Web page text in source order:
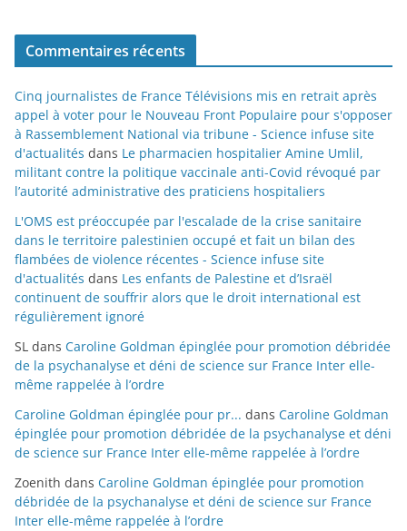
Commentaires récents
Cinq journalistes de France Télévisions mis en retrait après
appel à voter pour le Nouveau Front Populaire pour s'opposer
à Rassemblement National via tribune - Science infuse site
d'actualités dans Le pharmacien hospitalier Amine Umlil,
militant contre la politique vaccinale anti-Covid révoqué par
l’autorité administrative des praticiens hospitaliers
L'OMS est préoccupée par l'escalade de la crise sanitaire
dans le territoire palestinien occupé et fait un bilan des
flambées de violence récentes - Science infuse site
d'actualités dans Les enfants de Palestine et d’Israël
continuent de souffrir alors que le droit international est
régulièrement ignoré
SL dans Caroline Goldman épinglée pour promotion débridée
de la psychanalyse et déni de science sur France Inter elle-
même rappelée à l’ordre
Caroline Goldman épinglée pour pr... dans Caroline Goldman
épinglée pour promotion débridée de la psychanalyse et déni
de science sur France Inter elle-même rappelée à l’ordre
Zoenith dans Caroline Goldman épinglée pour promotion
débridée de la psychanalyse et déni de science sur France
Inter elle-même rappelée à l’ordre